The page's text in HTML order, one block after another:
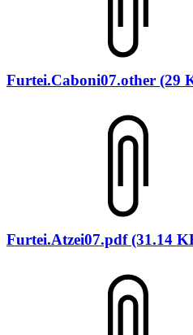
Furtei.Caboni07.other (29
Furtei.Atzei07.pdf (31.14